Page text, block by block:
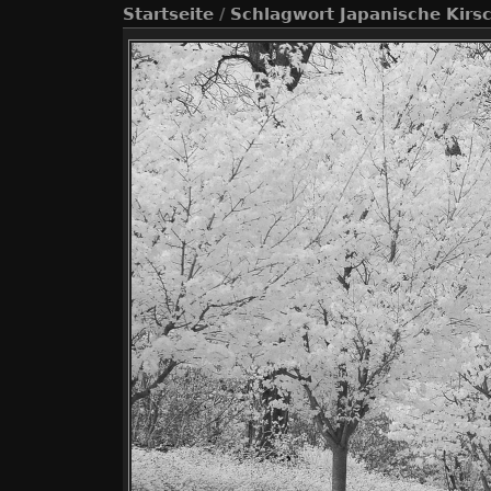
Startseite / Schlagwort Japanische